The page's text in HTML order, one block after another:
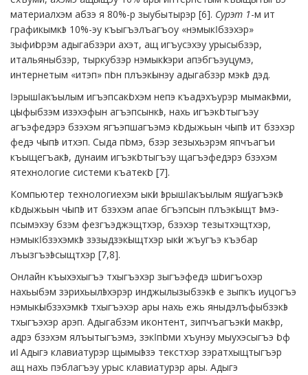
материалхэм абзэ я 80%-р зыубытырэр [6]. Сурэт 1-м ит
графикымкӏэ 10%-эу къыгъэлъагъоу «нэмыкӏ бзэхэр»
зыфиӏорэм адыгабзэри ахэт, ащ игъусэхэу урысыбзэр,
итальяныбзэр, тыркубзэр нэмыкӏхэри апэбгъэуцумэ,
интернетым «итэп» пӏон плъэкӏынэу адыгабзэр мэкӏэ дэд.
Ӏэрышӏ акъылым игъэпсакӏохэм непэ къадэхъурэр мымакӏэми,
цӏыфыбзэм изэхэфын агъэпсынкӏэ, нахь игъэкӏотыгъэу
агъэфедэрэ бзэхэм ягъэпшагъэмэ кӏодыжьын чӏыпӏэ ит бзэхэр
федэ чӏыпӏэ итхэп. Сыда пӏомэ, бзэр зезыхьэрэм япчъагъи
къыщегъакӏэ, дунаим игъэкӏотыгъэу щагъэфедэрэ бзэхэм
ятехнологие системи къатекӏо [7].
Компьютер технологиехэм ыкӏи ӏэрышӏ акъылым яшӏуагъэкӏэ
кӏодыжьын чӏыпӏэ ит бзэхэм апае бгъэпсын плъэкӏыщт ӏэмэ-
псымэхэу бзэм фезгъэджэщтхэр, бзэхэр тезытхэщтхэр,
нэмыкӏ бзэхэмкӏэ зэзыдзэкӏыщтхэр ыкӏи жъугъэ къэбар
лъызгъэӏэсыщтхэр [7,8].
Онлайн къыхэхыгъэ тхыгъэхэр зыгъэфедэ шӏоигъохэр
нахьыбэм зэрихьылӏэхэрэр инджылызыбзэкӏэ е зыпкъ иуцогъэ
нэмыкӏыбзэхэмкӏэ тхыгъэхэр ары нахь ежь яныдэлъфыбзэкӏэ
тхыгъэхэр арэп. Адыгабзэм иконтент, зипчъагъэкӏи макӏэр,
адрэ бзэхэм ялъытыгъэмэ, зэкӏ пӏоми хъунэу мыухэсыгъэ ӏоф
иӏ. Адыгэ клавиатурэр щымыӏэзэ текстхэр зэратхыщтыгъэр
ащ нахь пэблагъэу урыс клавиатурэр ары. Адыгэ